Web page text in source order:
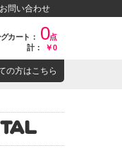
お問い合わせ
カート： 0点
計：
￥0
の方はこちら